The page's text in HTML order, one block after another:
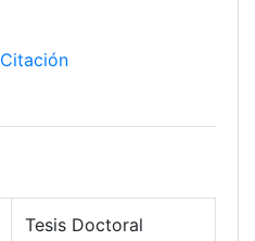
Citación
Tesis Doctoral